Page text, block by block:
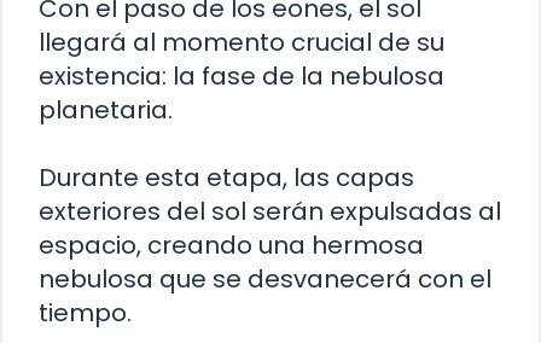
Con el paso de los eones, el sol
llegará al momento crucial de su
existencia: la fase de la nebulosa
planetaria.
Durante esta etapa, las capas
exteriores del sol serán expulsadas al
espacio, creando una hermosa
nebulosa que se desvanecerá con el
tiempo.